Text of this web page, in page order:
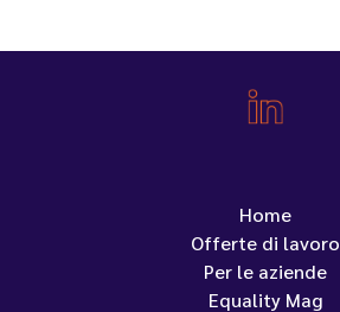
Home
Offerte di lavoro
Per le aziende
Equality Mag